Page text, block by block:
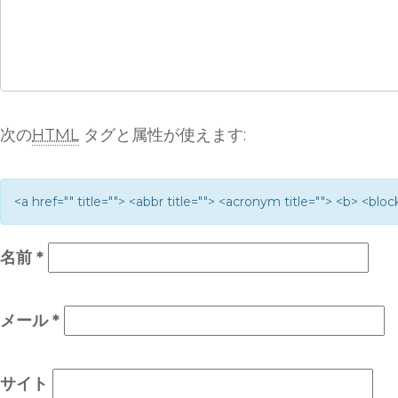
次のHTML タグと属性が使えます:
<a href="" title=""> <abbr title=""> <acronym title=""> <b>
名前 *
メール*
サイト